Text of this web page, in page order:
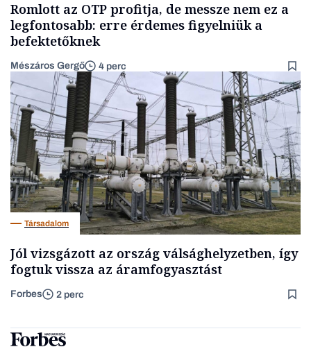
Romlott az OTP profitja, de messze nem ez a
legfontosabb: erre érdemes figyelniük a
befektetőknek
Mészáros Gergő 4 perc
Társadalom
Jól vizsgázott az ország válsághelyzetben, így
fogtuk vissza az áramfogyasztást
Forbes 2 perc